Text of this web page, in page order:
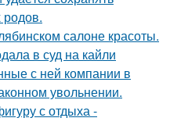
родов.
салоне красоты.
в суд на кайли
с ней компании в
увольнении.
с отдыха -